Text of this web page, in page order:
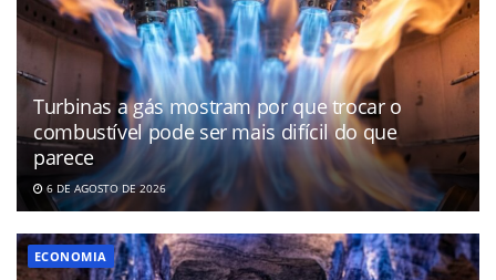
Turbinas a gás mostram por que trocar o
combustível pode ser mais difícil do que
parece
6 DE AGOSTO DE 2026
ECONOMIA